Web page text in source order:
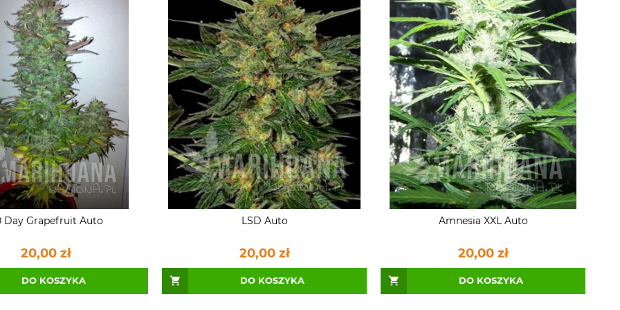
Day Grapefruit Auto
20,00 zł
DO KOSZYKA
LSD Auto
20,00 zł
DO KOSZYKA
Amnesia XXL Auto
20,00 zł
DO KOSZYKA